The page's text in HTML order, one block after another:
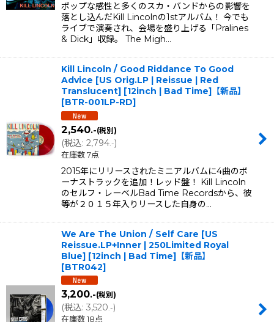
ポップな感性と多くのスカ・バンドからの影響を
落とし込んだKill Lincolnの1stアルバム！ 今でも
ライブで演奏され、会場を盛り上げる「Pralines
& Dick」収録。 The Migh…
Kill Lincoln / Good Riddance To Good
Advice [US Orig.LP | Reissue | Red
Translucent] [12inch | Bad Time]【新品】
[BTR-001LP-RD]
2,540.-(税別)
(税込: 2,794 .-)
在庫数 7点
2015年にリリースされたミニアルバムに4曲のボ
ーナストラックを追加！レッド盤！ Kill Lincoln
のセルフ・レーベルBad Time Recordsから、彼
等が２０１５年入りリースした自身の…
We Are The Union / Self Care [US
Reissue.LP+Inner | 250Limited Royal
Blue] [12inch | Bad Time]【新品】
[BTR042]
3,200.-(税別)
(税込: 3,520.-)
在庫数 18点